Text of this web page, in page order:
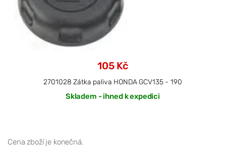
105 Kč
2701028 Zátka paliva HONDA GCV135 - 190
Skladem - ihned k expedici
Cena zboží je konečná.